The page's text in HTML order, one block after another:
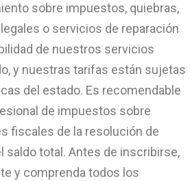
sobre impuestos, quiebras,
o servicios de reparación
de nuestros servicios
y nuestras tarifas están sujetas
del estado. Es recomendable
de impuestos sobre
fiscales de la resolución de
saldo total. Antes de inscribirse,
y comprenda todos los